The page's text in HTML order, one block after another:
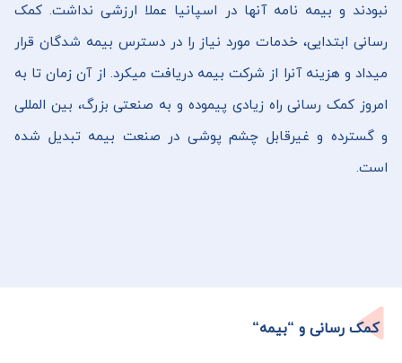
نبودند و بیمه نامه آنها در اسپانیا عملا ارزشی نداشت. کمک
رسانی ابتدایی، خدمات مورد نیاز را در دسترس بیمه شدگان قرار
میداد و هزینه آنرا از شرکت بیمه دریافت میکرد. از آن زمان تا به
امروز کمک رسانی راه زیادی پیموده و به صنعتی بزرگ، بین المللی
و گسترده و غیرقابل چشم پوشی در صنعت بیمه تبدیل شده
است.
کمک رسانی و “بیمه“